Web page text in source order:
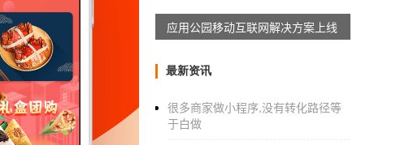
分的用户因为斗图素材库不多而败下阵来，但
发愁了。那么制作动图APP开发具备哪些功能
1.添加各种素材：用户可以上传视频、照片
2.添加文字滤镜：在制作动图的过程中，可
候，要尽可能贴合动图去思考，因为不合时
应用公园移动互联网解决方案上线
最新资讯
很多商家做小程序,没有转化路径等
于白做